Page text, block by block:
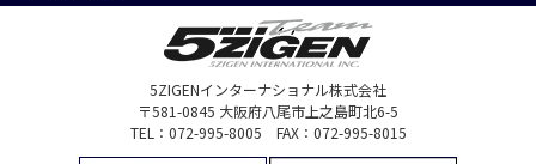
5ZIGENインターナショナル株式会社
〒581-0845 大阪府八尾市上之島町北6-5
TEL：072-995-8005 FAX：072-995-8015